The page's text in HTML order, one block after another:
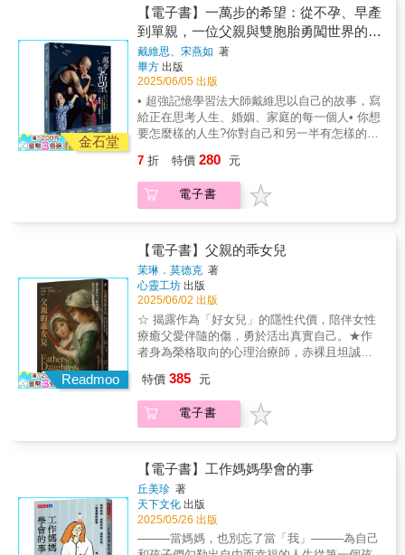
多人在維繫良好關係時迫切需要的。我喜歡這
本書的原因是，雖然這可能不是最容易接受的
信息，但如果你願意挑戰自己，突破壓力和痛
苦，我向你保證，《為愛立界線》將成為一個
幫助治癒和恢復的重要工具，為你的生命帶來
真正的轉變。」——麥可．陶德（Michael
Todd），轉化教會主任牧師、紐約時報暢銷榜
冠軍作家「麗莎．特克斯特精心撰寫了一本能
夠療癒受傷心靈最深處的書。她為我們帶來一
本生活指南，教導我們如何在痛苦與應許的張
長嘆。」——卡洛斯．惠特克（Carlos
Whittaker），《人類之道》作者暨《人類的希
望》播客主持人「麗莎的文字帶著赤裸真誠，
害關係的實例，幫助我們辨識其中的警訊，也
提供了實用的方法來建立界線⋯⋯這是一本能
帶來生命轉變的書。」——金伯利
（Kimberly）W.「長久以來，我一直誤以為，
設立界線是不符合基督品格的謬論。麗莎關於
界線的智慧，對我而言是一場顛覆舊有觀念的
啟示，是禱告的回應，也是心靈的療癒良
慧、關愛且真心為你考量的閨蜜語氣寫成，我
幾乎每一頁都畫了重點！⋯⋯我甚至忍不住對
自己朗讀書中的一些片段，因為內容實在太有
深度了。」——莎娜（Shanae）G.「多麼珍貴
上帝話語的時光中，並經歷現實生活中恩典與
憐憫的反覆琢磨。這本書徹底改變了我對界線
的錯誤觀念，帶來極大的益處」——梅蘭妮
（Melanie）P.「麗莎以真摯、坦率且充滿感情
的筆觸分享她的經歷、功課和傷痛，她做得非
常出色。閱讀她的文字讓我感到被看見和被理
→為人母的修煉｜挺過青少年情緒風暴，修習
親子關係與獨立課題：面對一雙兒女進入青春
期後的不同苦痛，雨路盡力拿捏陪伴與放手的
平衡，而體悟到：愛是全然接納，是讓彼此成
為真實的自己。◆推薦給這樣的你——☑ 於母
職與自我之間迷惘失落，渴望喘口氣、找回平
衡☑ 面對青春期孩子的憂鬱、冷漠等情緒風
暴，不知所措☑ 背負童年創傷，想自我修復，
失據，仍努力活得像自己☑ 希望生活有所突
破，尋找自我成長的動能
到，但不用急著現在，所有事情都必須一步一
步來。 【講粗話】 &rarr;兒子心：那是我跟朋
友的暗號！ 媽媽懂：我了解你們的需要，但是
要區分時機和場合來使用。 【愛說謊】 &rarr;
兒子心：你們都不相信我！ 媽媽懂：這個世界
沒有祕密，總有一天會被發現，可以告訴我真
相嗎？ ──兒子們需要有人能引導，一步一步，
處理連他們自己都不懂的情緒。 16年教學現場
位親師困擾總整理 ▍兒子叫不動？試試這四步
驟 ①說清楚：該刷牙了！ ②講明白：放下平
板，去刷牙。 ③不聽就提醒：數到三再不停，
才是男孩教養的真諦！ ＊＊＊＊＊＊＊＊＊＊
＊＊＊＊ 特別收錄：焦慮爸媽的3C困擾 &rarr;
「再玩一局」跟「再算一題數學」其實一樣。
&rarr;打不過，就加入他。 &rarr;親子關係好，
兒子才能放下遊戲。 ＊＊＊＊＊＊＊＊＊＊＊
＊＊＊ 【韓國網友好評不斷】 ★拜託有兒子的
媽媽都要買，原來兒子難教是大腦的問題，這
本書解決我的好多問題。 ★讀過很多育兒書，
沒有一本像這本這樣清楚。 ★這本書教我把孩
實踐陪伴教養的真實紀錄。作者Davis多年來致
力於快速記憶學習法的推廣，與妻子Isabelle歷
經多年努力，實現為人父母的夢想。然而，孩
子在26週又5天時早產，出生即面臨重重醫療評
估與不確定的未來。更遺憾的是，在孩子仍年
幼之際，Isabelle便因病離世。為了記錄這段攜
手走過的旅程，Davis整理出Isabelle的筆記、
社群貼文與回憶，用文字延續她的愛與精神。
這是一本獻給每一位面對人生難題仍選擇勇敢
前行的人；也獻給願意陪伴孩子一步步成長，
真∣台灣早產兒基金會執行長黑幼龍∣中文卡內基
訓練創辦人洪啟嵩∣國際知名禪學大師莊淇銘∣國
立臺北教育大學前校長王儷凱∣中華寰宇公益協
教育廣播電臺「教育行動家」節目主持人王琡
媛∣美國西雅圖華盛頓大學護理博士、早產兒發
展照護領域專家高立∣國際AI教育就業聯盟召集
委員神老師&神媽咪（沈雅琪）∣資深教師、暢
銷作家招名威∣中原大學教授、毒物專家烏恩慈
（烏烏醫師）∣婦產科醫師（依來函順序排列）
並非每段孕程都能迎來平安的誕生。本書中，
的歷程，映照出生命的韌性與親情的厚度。這
不只是一段育兒紀錄，更是一首獻給生命奇蹟
的詩。──張明真∣台灣早產兒基金會執行長首
現勇氣與毅力的人，才能真正脫穎而出。作者
所強調的這種特質，正是本書最引人注目的核
心信息。其次，身為一位父親，我完全認同我
們必須為孩子準備好迎接現實世界的挑戰。除
了傳統的學術教育之外，領導能力與溝通技巧
等軟實力同樣至關重要。Davis 採用「世界教
金石堂
【電子書】一萬步的希望：從不孕、早產
到單親，一位父親與雙胞胎勇闖世界的英
雄之旅
戴維思、宋燕如 著
畢方 出版
2025/06/05 出版
• 超強記憶學習法大師戴維思以自己的故事，寫
給正在思考人生、婚姻、家庭的每一個人• 你想
要怎麼樣的人生?你對自己和另一半有怎樣的期
嗎？• 孩子對你的意義又是什麼?• 你想要給孩
子怎樣的人生?面對命運重擊，用一萬步，走出
希望。雙胞胎早產、妻子病逝，人生脆弱的時
實踐陪伴教養的真實紀錄。作者Davis多年來致
力於快速記憶學習法的推廣，與妻子Isabelle歷
經多年努力，實現為人父母的夢想。然而，孩
子在26週又5天時早產，出生即面臨重重醫療評
估與不確定的未來。更遺憾的是，在孩子仍年
幼之際，Isabelle便因病離世。為了記錄這段攜
手走過的旅程，Davis整理出Isabelle的筆記、
社群貼文與回憶，用文字延續她的愛與精神。
這是一本獻給每一位面對人生難題仍選擇勇敢
始終相信希望不會缺席的你。聯合推薦 張明
真∣台灣早產兒基金會執行長黑幼龍∣中文卡內基
訓練創辦人洪啟嵩∣國際知名禪學大師莊淇銘∣國
立臺北教育大學前校長王儷凱∣中華寰宇公益協
會理事長張慧心∣「人間福報」資深主編、國立
教育廣播電臺「教育行動家」節目主持人王琡
媛∣美國西雅圖華盛頓大學護理博士、早產兒發
展照護領域專家高立∣國際AI教育就業聯盟召集
委員神老師&神媽咪（沈雅琪）∣資深教師、暢
7 折 特價 280 元
電子書
Readmoo
【電子書】父親的乖女兒
茉琳．莫德克 著
心靈工坊 出版
2025/06/02 出版
☆ 揭露作為「好女兒」的隱性代價，陪伴女性
療癒父愛伴隨的傷，勇於活出真實自己。★作
者身為榮格取向的心理治療師，赤裸且坦誠地
的挑戰。☆ 筆法淺白，收錄個案訪談、夢境，
從中看見父女互動，形塑女人的內在、外在關
係。★ 市面罕見針對父女關係進行深刻且細緻
──茉琳‧莫德克妳也是追逐父親身影，不惜犧牲
自我的「好」女兒嗎？有一種女性，是「屬於
父親的女兒」。彷彿無形中與父親結盟，她繼
承了父親英雄般的才華和使命，備受寵愛、深
受栽培，在主流社會舉止得宜、成就斐然，卻
對自身的意義感到迷失，難以與女性身分和平
特價 385 元
電子書
【電子書】工作媽媽學會的事
丘美珍 著
天下文化 出版
2025/05/26 出版
────當媽媽，也別忘了當「我」────為自己